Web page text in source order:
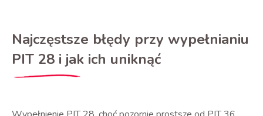
Najczęstsze błędy przy wypełnianiu
PIT 28 i jak ich uniknąć